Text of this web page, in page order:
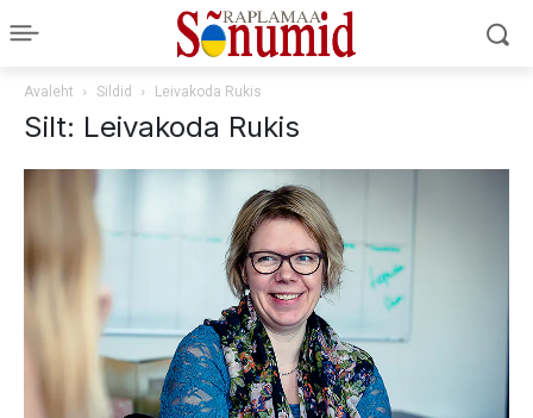
Avaleht Sildid Leivakoda Rukis
Silt: Leivakoda Rukis